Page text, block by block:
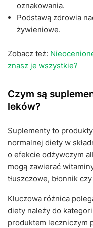
oznakowania.
Podstawą zdrowia
żywieniowe.
Zobacz też:
znasz je wszystkie?
Czym są
leków?
Suplementy to
normalnej diety w
o efekcie odżywczym
mogą zawierać
tłuszczowe, błonnik
Kluczowa różnica
diety należy do
produktem leczniczym